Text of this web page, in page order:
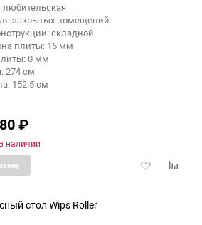
любительская
закрытых помещений
складной
плиты: 16 мм
0 мм
274 см
152.5 см
₽
наличии
Добавить
стол Wips Roller